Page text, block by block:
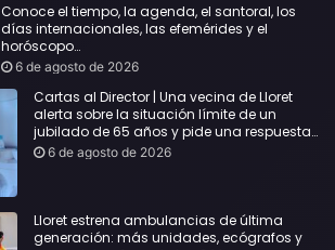
Conoce el tiempo, la agenda, el santoral, los
días internacionales, las efemérides y el
horóscopo…
6 de agosto de 2026
Cartas al Director | Una vecina de Lloret
alerta sobre la situación límite de un
jubilado de 65 años y pide una respuesta
urgente
6 de agosto de 2026
Lloret estrena ambulancias de última
generación: más unidades, ecógrafos y